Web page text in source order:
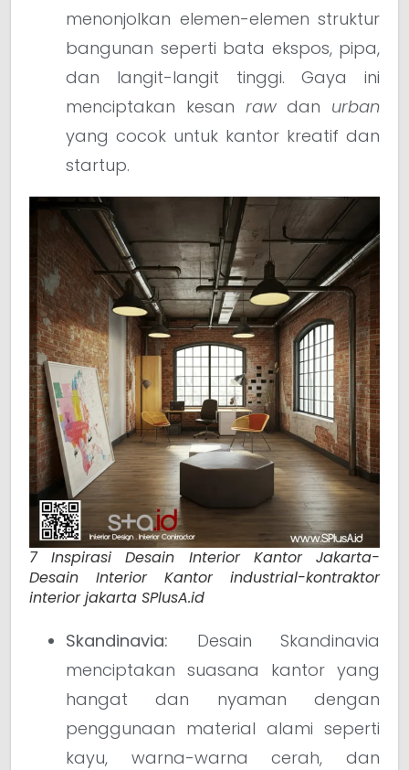
menonjolkan elemen-elemen struktur
bangunan seperti bata ekspos, pipa,
dan langit-langit tinggi. Gaya ini
menciptakan kesan rawdan urban
yang cocok untuk kantor kreatif dan
startup.
7 Inspirasi Desain Interior Kantor Jakarta-
Desain Interior Kantor industrial-kontraktor
interior jakarta SPlusA.id
Skandinavia: Desain Skandinavia
menciptakan suasana kantor yang
hangat dan nyaman dengan
penggunaan material alami seperti
kayu, warna-warna cerah, dan